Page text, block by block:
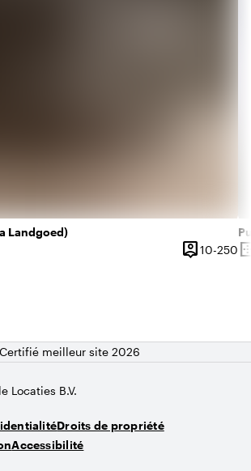
Landgoed)
person_pin
Capacité
10-250
Certifié meilleur site 2026
Locaties B.V.
Droits de propriété
Accessibilité